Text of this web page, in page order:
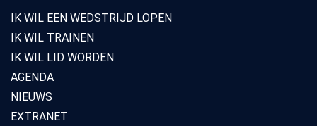
IK WIL EEN WEDSTRIJD LOPEN
IK WIL TRAINEN
IK WIL LID WORDEN
AGENDA
NIEUWS
EXTRANET